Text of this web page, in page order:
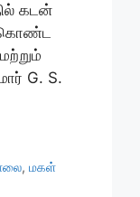
கடன்
கொண்ட
G. S.
,மகள்